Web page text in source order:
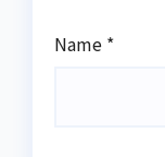
Name *